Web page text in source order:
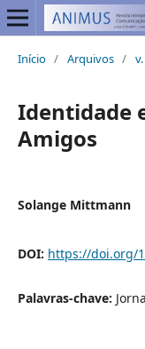
Início / Arquivos /
Identidade
Amigos
Solange Mittmann
DOI: https://doi.org/
Palavras-chave: